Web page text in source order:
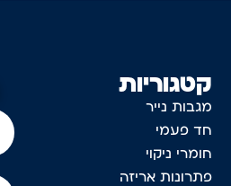
קטגוריות
מגבות נייר
חד פעמי
חומרי ניקוי
פתרונות אריזה